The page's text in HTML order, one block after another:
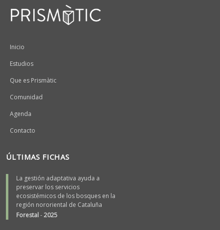
Peu
Inicio
Estudios
Que es Prismàtic
Comunidad
Agenda
Contacto
ÚLTIMAS FICHAS
La gestión adaptativa ayuda a
preservar los servicios
ecosistémicos de los bosques en la
región nororiental de Cataluña
Forestal-2025